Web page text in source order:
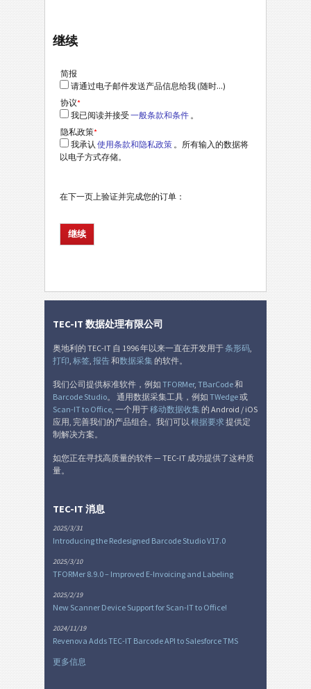
继续
简报
请通过电子邮件发送产品信息给我 (随时...)
协议*
我已阅读并接受一般条款和条件 。
隐私政策*
我承认使用条款和隐私政策 。所有输入的数据将
以电子方式存储。
在下一页上验证并完成您的订单：
TEC-IT 数据处理有限公司
奥地利的 TEC-IT 自 1996 年以来一直在开发用于条形码,
打印, 标签, 报告和数据采集的软件。
我们公司提供标准软件，例如 TFORMer, TBarCode和
Barcode Studio。 通用数据采集工具，例如 TWedge或
Scan-IT to Office, 一个用于移动数据收集的 Android / iOS
应用, 完善我们的产品组合。我们可以 根据要求 提供定
制解决方案。
如您正在寻找高质量的软件 — TEC-IT 成功提供了这种质
量。
TEC-IT 消息
2025/3/31
Introducing the Redesigned Barcode Studio V17.0
2025/3/10
TFORMer 8.9.0 – Improved E-Invoicing and Labeling
2025/2/19
New Scanner Device Support for Scan-IT to Office!
2024/11/19
Revenova Adds TEC-IT Barcode API to Salesforce TMS
更多信息